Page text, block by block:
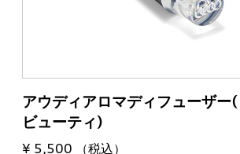
アウディアロマディフューザー
ビューティ)
¥ 5,500 （税込）